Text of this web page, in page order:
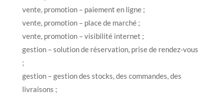
vente, promotion – paiement en ligne ;
vente, promotion – place de marché ;
vente, promotion – visibilité internet ;
gestion – solution de réservation, prise de rendez-vous
;
gestion – gestion des stocks, des commandes, des
livraisons ;